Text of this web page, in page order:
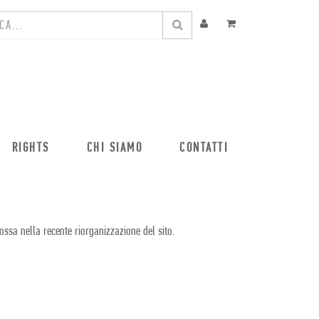
RIGHTS CHI SIAMO CONTATTI
nella recente riorganizzazione del sito.